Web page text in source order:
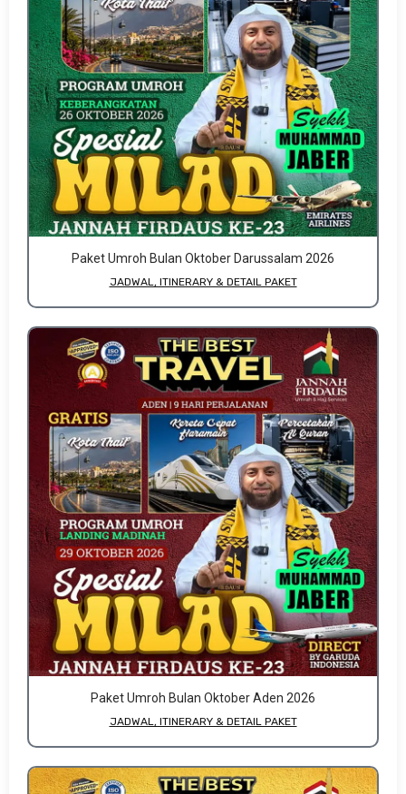
Paket Umroh Bulan Oktober Darussalam 2026
JADWAL, ITINERARY & DETAIL PAKET
Paket Umroh Bulan Oktober Aden 2026
JADWAL, ITINERARY & DETAIL PAKET